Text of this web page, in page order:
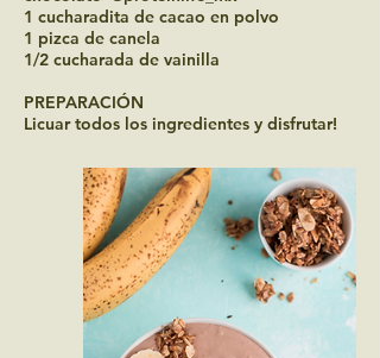
1 cucharadita de cacao en polvo
1 pizca de canela
1/2 cucharada de vainilla
PREPARACIÓN
Licuar todos los ingredientes y disfrutar!